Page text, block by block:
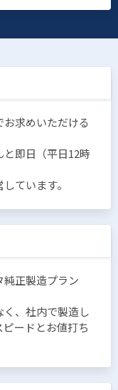
求めいただける
即日（平日12時
ています。
正製造プラン
、社内で製造し
ードとお値打ち